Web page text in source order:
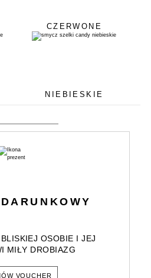
CZERWONE
NIEBIESKIE
OSOBIE I JEJ
MIŁY DROBIAZG
VOUCHER